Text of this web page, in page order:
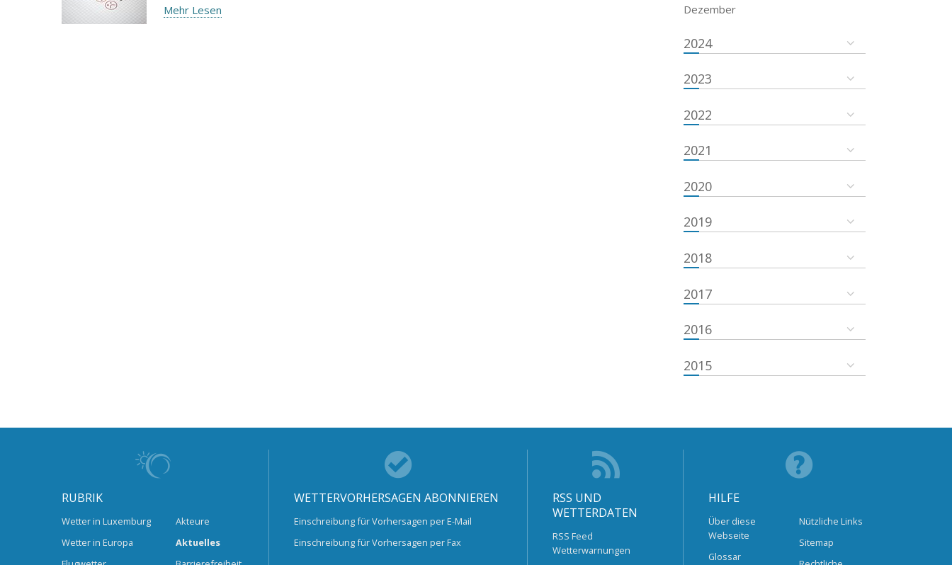
Mehr Lesen
Dezember
2024
2023
2022
2021
2020
2019
2018
2017
2016
2015
RUBRIK
Wetter in Luxemburg
Wetter in Europa
Akteure
Aktuelles
WETTERVORHERSAGEN ABONNIEREN
Einschreibung für Vorhersagen per E-Mail
Einschreibung für Vorhersagen per Fax
RSS UND
WETTERDATEN
RSS Feed
Wetterwarnungen
HILFE
Über diese
Webseite
Glossar
Nützliche Links
Sitemap